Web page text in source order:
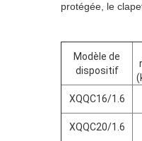
protégée, le
Modèle de
dispositif
XQQC16/1.6
XQQC20/1.6